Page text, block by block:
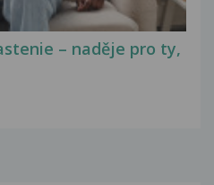
– naděje pro ty,